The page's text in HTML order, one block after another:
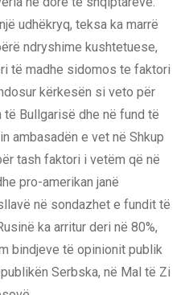
udhëkryq, teksa ka marrë
ndryshime kushtetuese,
të madhe sidomos te faktori
kërkesën si veto për
Bullgarisë dhe në fund të
ambasadën e vet në Shkup
tash faktori i vetëm që në
pro-amerikan janë
në sondazhet e fundit të
ka arritur deri në 80%,
bindjeve të opinionit publik
Serbska, në Mal të Zi